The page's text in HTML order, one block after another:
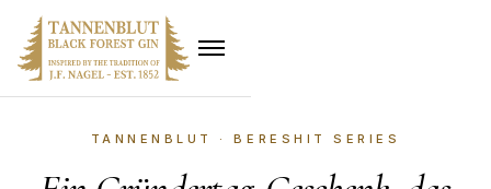
TANNENBLUT · BERESHIT SERIES